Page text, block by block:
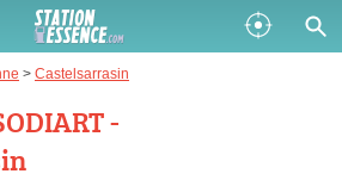
> Castelsarrasin
-